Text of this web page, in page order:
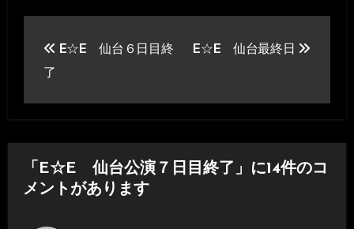
稿
ゲ
ー
E☆E 仙台６日目終
了
E☆E 仙台最終日
「E☆E 仙台公演７日目終了」に14件のコ
メントがあります